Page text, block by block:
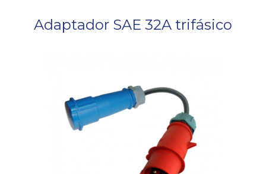
Adaptador SAE 32A trifásico